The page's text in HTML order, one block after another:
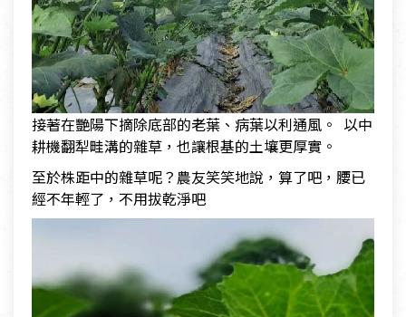
接著在艷陽下摘除底部的老葉、病葉以利通風。 以中
耕機翻犁畦溝的雜草，也讓根基的土壤更厚實。
至於株距中的雜草呢？農友笑笑地說，算了吧，腰已
經不年輕了，不用拔乾淨吧